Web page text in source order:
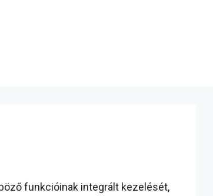
funkcióinak integrált kezelését,